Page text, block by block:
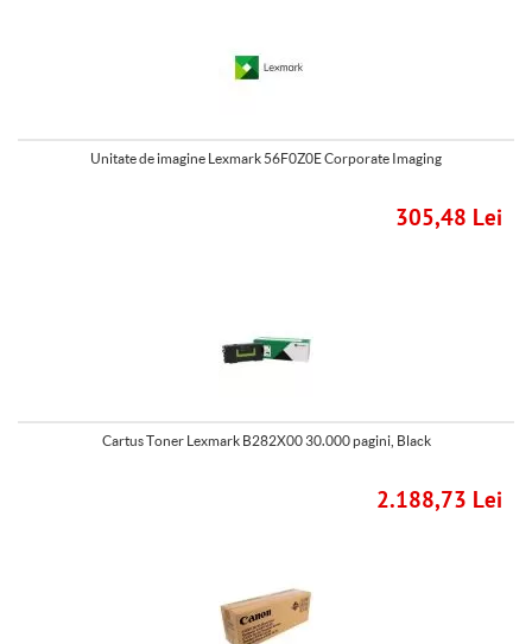
Unitate de imagine Lexmark 56F0Z0E Corporate Imaging
305,48 Lei
Cartus Toner Lexmark B282X00 30.000 pagini, Black
2.188,73 Lei